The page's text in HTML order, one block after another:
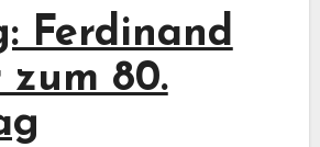
Ferdinand
zum 80.